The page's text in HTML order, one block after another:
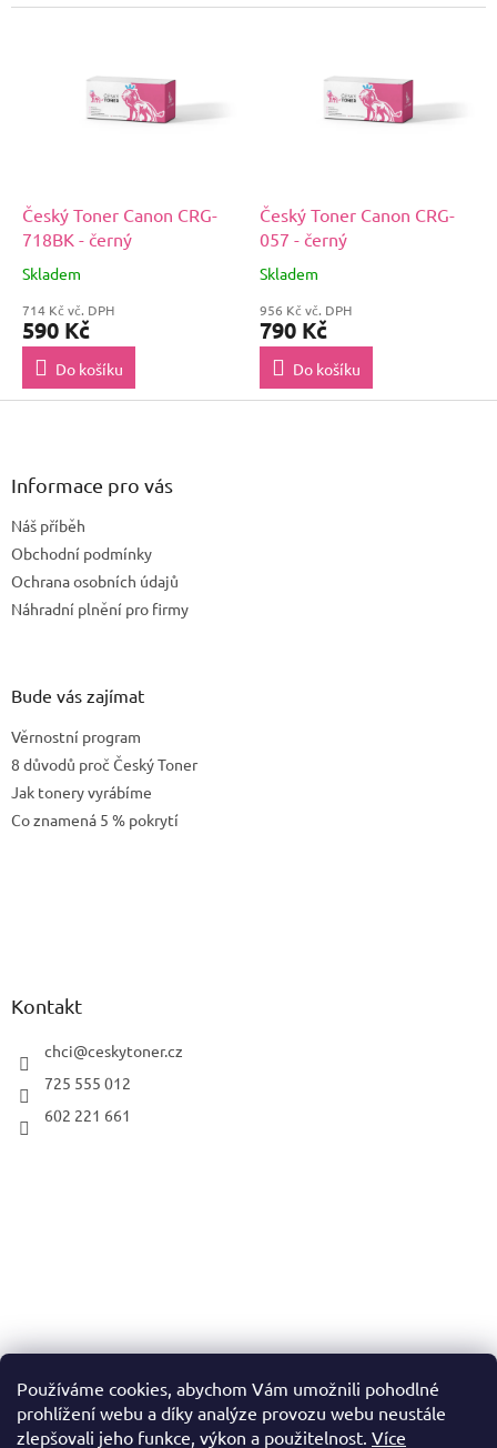
Používáme cookies, abychom Vám umožnili pohodlné
prohlížení webu a díky analýze provozu webu neustále
zlepšovali jeho funkce, výkon a použitelnost. Více
Český Toner Canon CRG-
718BK - černý
Skladem
714 Kč vč. DPH
590 Kč
Do košíku
Český Toner Canon CRG-
057 - černý
Skladem
956 Kč vč. DPH
790 Kč
Do košíku
Z
Informace pro vás
Náš příběh
Obchodní podmínky
Ochrana osobních údajů
Náhradní plnění pro firmy
Bude vás zajímat
Věrnostní program
8 důvodů proč Český Toner
Jak tonery vyrábíme
Co znamená 5 % pokrytí
Kontakt
chci@ceskytoner.cz
725 555 012
602 221 661